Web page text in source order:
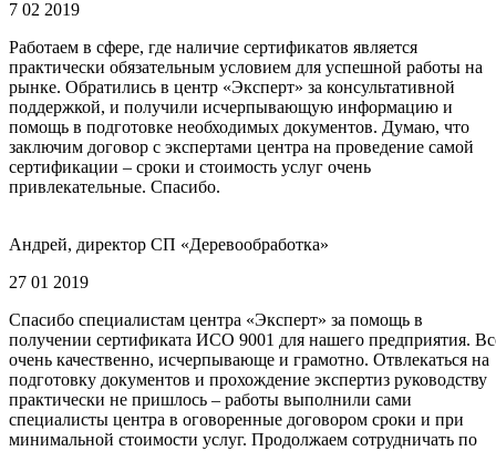
7 02 2019
Работаем в сфере, где наличие сертификатов является
практически обязательным условием для успешной работы на
рынке. Обратились в центр «Эксперт» за консультативной
поддержкой, и получили исчерпывающую информацию и
помощь в подготовке необходимых документов. Думаю, что
заключим договор с экспертами центра на проведение самой
сертификации – сроки и стоимость услуг очень
привлекательные. Спасибо.
Андрей, директор СП «Деревообработка»
27 01 2019
Спасибо специалистам центра «Эксперт» за помощь в
получении сертификата ИСО 9001 для нашего предприятия.
очень качественно, исчерпывающе и грамотно. Отвлекаться на
подготовку документов и прохождение экспертиз руководству
практически не пришлось – работы выполнили сами
специалисты центра в оговоренные договором сроки и при
минимальной стоимости услуг. Продолжаем сотрудничать по